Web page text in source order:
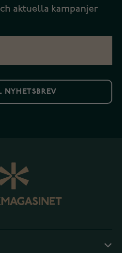
aktuella kampanjer
NYHETSBREV